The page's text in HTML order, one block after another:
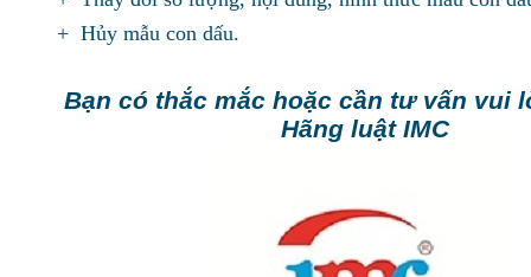
+ Hủy mẫu con dấu.
Bạn có thắc mắc hoặc cần tư vấn vui
Hãng luật IMC